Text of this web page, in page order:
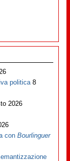
politica 8
2026
conBourlinguer